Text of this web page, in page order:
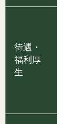
待遇・
福利厚
生